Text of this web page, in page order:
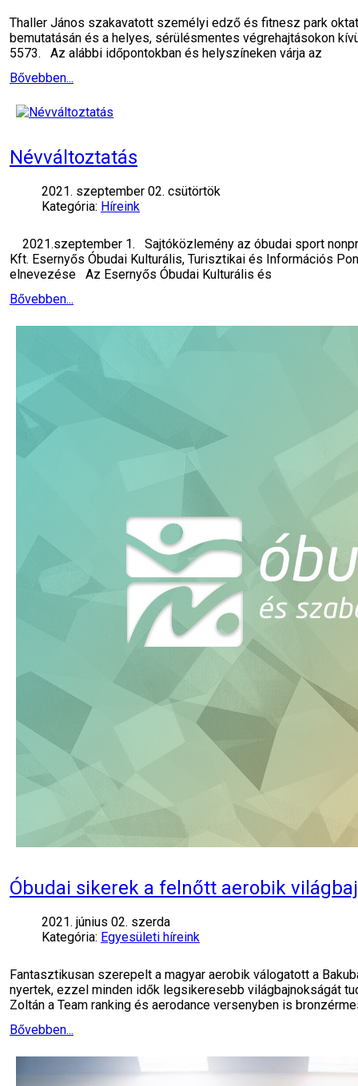
Thaller János szakavatott személyi edző és fitnesz park
bemutatásán és a helyes, sérülésmentes végrehajtásokon
5573. Az alábbi időpontokban és helyszíneken várja az
Bővebben...
Névváltoztatás
2021. szeptember 02. csütörtök
Kategória: Híreink
2021.szeptember 1. Sajtóközlemény az óbudai sport
Kft. Esernyős Óbudai Kulturális, Turisztikai és Információs
elnevezése Az Esernyős Óbudai Kulturális és
Bővebben...
Óbudai sikerek a felnőtt aerobik
2021. június 02. szerda
Kategória: Egyesületi híreink
Fantasztikusan szerepelt a magyar aerobik válogatott a
nyertek, ezzel minden idők legsikeresebb világbajnokságát
Zoltán a Team ranking és aerodance versenyben is
Bővebben...